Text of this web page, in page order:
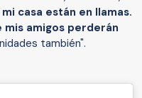
casa están en llamas.
mis amigos perderán
también".